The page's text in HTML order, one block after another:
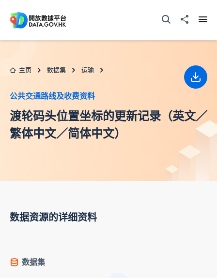
打开搜寻器分享至
主页 数据集 运输
公共交通路线及收费资料
渡轮码头位置坐标的更新记录（英文／
繁体中文／简体中文）
下载
数据资源的详细资料
数据集